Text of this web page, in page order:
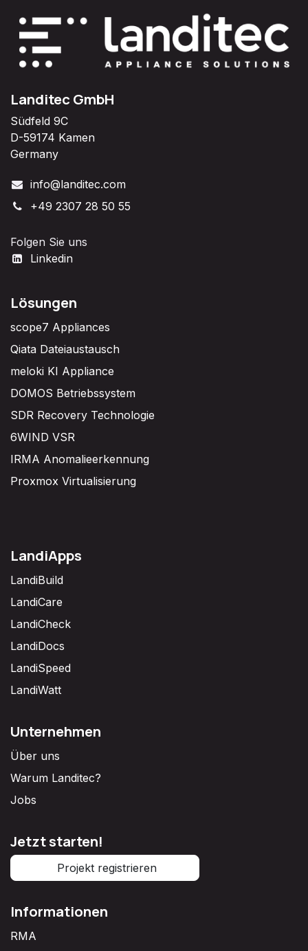
Landitec GmbH
Südfeld 9C
D-59174 Kamen
Germany
info@landitec.com
+49 2307 28 50 55
Folgen Sie uns
Linkedin
Lösungen
scope7 Appliances
Qiata Dateiaustausch
meloki KI Appliance
DOMOS Betriebssystem
SDR Recovery Technologie
6WIND VSR
IRMA Anomalieerkennung
Proxmox Virtualisierung
LandiApps
LandiBuild
LandiCare
LandiCheck
LandiDocs
LandiSpeed
LandiWatt
Unternehmen
Über uns
Warum Landitec?
Jobs
Jetzt starten!
Projekt registrieren
Informationen
RMA